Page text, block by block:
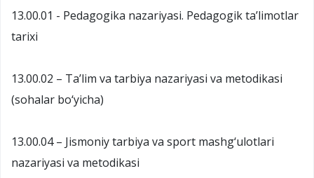
13.00.01 - Pedagogika nazariyasi. Pedagogik ta’limotlar
tarixi
13.00.02 – Ta’lim va tarbiya nazariyasi va metodikasi
(sohalar bo‘yicha)
13.00.04 – Jismoniy tarbiya va sport mashg‘ulotlari
nazariyasi va metodikasi